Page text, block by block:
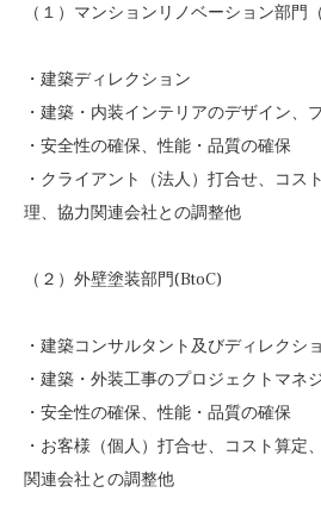
（１）マンションリノベーション部門
・建築ディレクション
・建築・内装インテリアのデザイン、
・安全性の確保、性能・品質の確保
・クライアント（法人）打合せ、コス
理、協力関連会社との調整他
（２）外壁塗装部門(BtoC)
・建築コンサルタント及びディレクシ
・建築・外装工事のプロジェクトマネ
・安全性の確保、性能・品質の確保
・お客様（個人）打合せ、コスト算定
関連会社との調整他